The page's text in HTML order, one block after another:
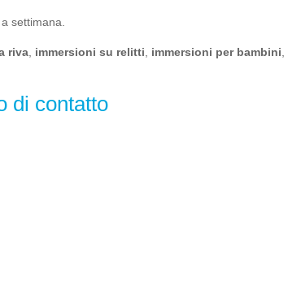
settimana.
riva immersioni su relitti immersioni per bambini
di contatto